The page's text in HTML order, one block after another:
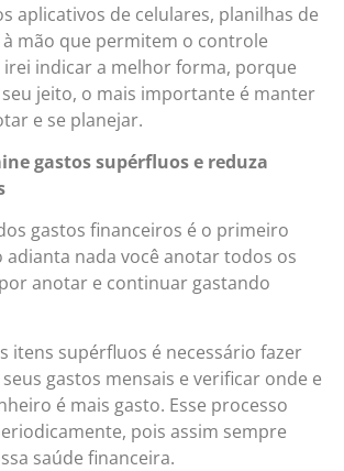
aplicativos de celulares, planilhas de
à mão que permitem o controle
indicar a melhor forma, porque
jeito, o mais importante é manter
e se planejar.
gastos supérfluos e reduza
gastos financeiros é o primeiro
adianta nada você anotar todos os
anotar e continuar gastando
itens supérfluos é necessário fazer
gastos mensais e verificar onde e
é mais gasto. Esse processo
pois assim sempre
saúde financeira.